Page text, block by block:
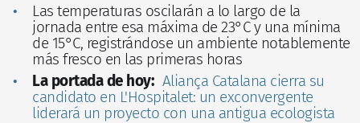
Las temperaturas oscilarán a lo largo de la
jornada entre esa máxima de 23°C y una mínima
de 15°C, registrándose un ambiente notablemente
más fresco en las primeras horas
La portada de hoy: Aliança Catalana cierra su
candidato en L'Hospitalet: un exconvergente
liderará un proyecto con una antigua ecologista